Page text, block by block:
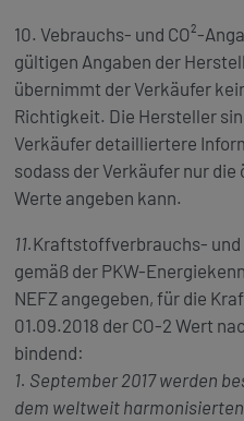
10. Vebrauchs- und CO²-
gültigen Angaben der
übernimmt der Verkäufer
Richtigkeit. Die Hersteller
Verkäufer detailliertere
sodass der Verkäufer nur
Werte angeben kann.
11.Kraftstoffverbrauchs- und
gemäß der PKW-
NEFZ angegeben, für die
01.09.2018 der CO-2 Wert
1. September 2017 werden
dem weltweit